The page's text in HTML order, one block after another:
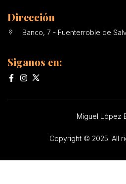
Dirección
Banco, 7 - Fuenterroble de
Siganos en:
Miguel López
Copyright © 2025. All